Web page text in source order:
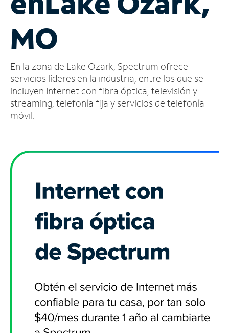
cuenta
Encuentra
tienda
MO
En la zona de Lake Ozark, Spectrum ofrece
servicios líderes en la industria, entre los que se
incluyen Internet con fibra óptica, televisión y
streaming, telefonía fija y servicios de telefonía
móvil.